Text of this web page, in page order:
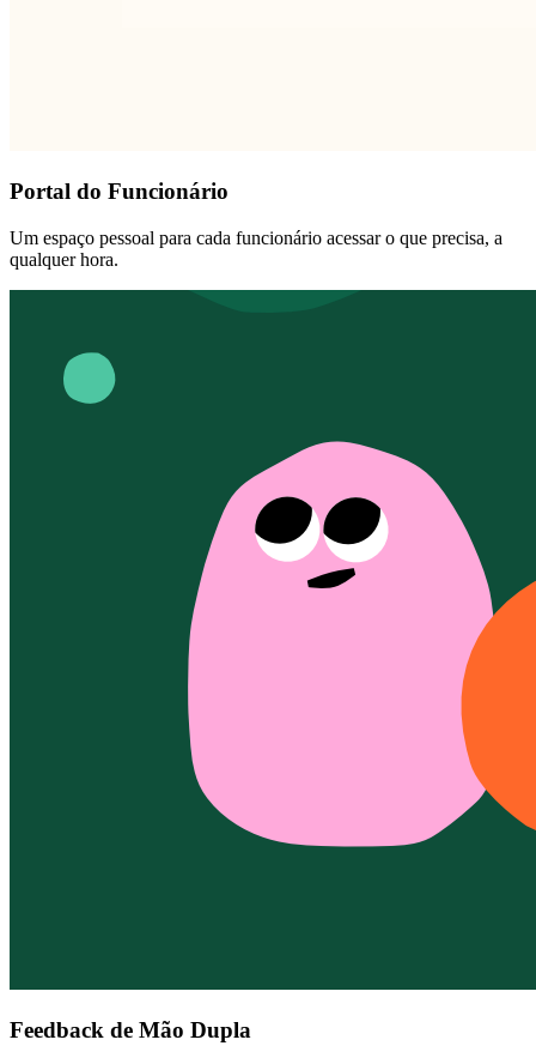
Portal do Funcionário
Um espaço pessoal para cada funcionário acessar o que precisa, a
qualquer hora.
Feedback de Mão Dupla